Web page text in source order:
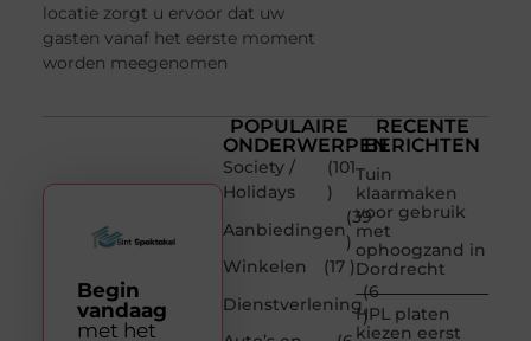
locatie zorgt u ervoor dat uw
gasten vanaf het eerste moment
worden meegenomen
POPULAIRE
ONDERWERPEN
Society /
Holidays
(101
)
Aanbiedingen
(39
)
Winkelen
(17 )
Dienstverlening
(6
)
RECENTE
BERICHTEN
Tuin
klaarmaken
voor gebruik
met
ophoogzand in
Dordrecht
HPL platen
kiezen eerst
Begin
vandaag
met het